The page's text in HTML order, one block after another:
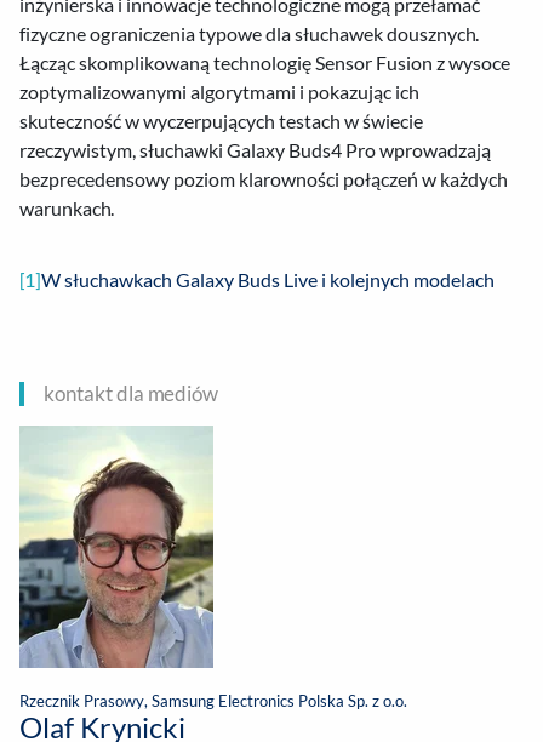
inżynierska i innowacje technologiczne mogą przełamać
fizyczne ograniczenia typowe dla słuchawek dousznych.
Łącząc skomplikowaną technologię Sensor Fusion z wysoce
zoptymalizowanymi algorytmami i pokazując ich
skuteczność w wyczerpujących testach w świecie
rzeczywistym, słuchawki Galaxy Buds4 Pro wprowadzają
bezprecedensowy poziom klarowności połączeń w każdych
warunkach.
[1]W słuchawkach Galaxy Buds Live i kolejnych modelach
kontakt dla mediów
Rzecznik Prasowy, Samsung Electronics Polska Sp. z o.o.
Olaf Krynicki